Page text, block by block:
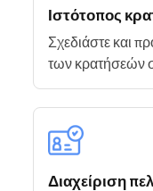
Ιστότοπος
Σχεδιάστε και
των κρατήσεών
Διαχείριση